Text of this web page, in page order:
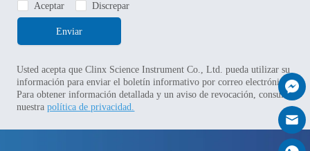
Aceptar
Discrepar
Enviar
Usted acepta que Clinx Science Instrument Co., Ltd. pueda utilizar su
información para enviar el boletín informativo por correo electrónico.
Para obtener información detallada y un aviso de revocación, consulte
nuestrapolítica de privacidad.